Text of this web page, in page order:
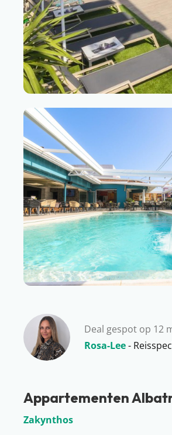
Deal gespot op 12
Rosa-Lee-
Appartementen
Zakynthos